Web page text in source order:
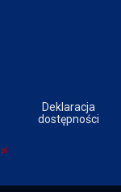
Deklaracja
dostępności